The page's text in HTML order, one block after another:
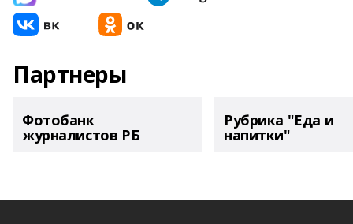
Партнеры
Фотобанк
журналистов РБ
Рубрика "Еда и
напитки"